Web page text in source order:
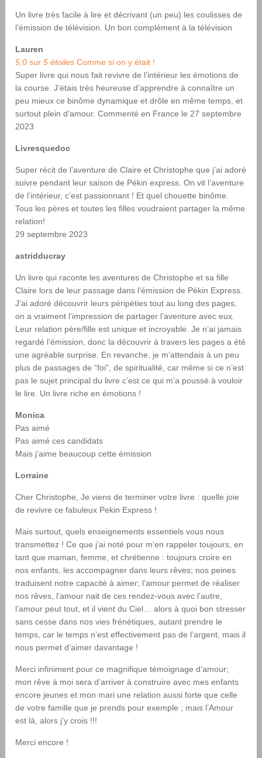
Un livre très facile à lire et décrivant (un peu) les coulisses de
l’émission de télévision. Un bon complément à la télévision
Lauren
5,0 sur 5 étoiles Comme si on y était !
Super livre qui nous fait revivre de l’intérieur les émotions de
la course. J’étais très heureuse d’apprendre à connaître un
peu mieux ce binôme dynamique et drôle en même temps, et
surtout plein d’amour.Commenté en France le 27 septembre
2023
Livresquedoc
Super récit de l’aventure de Claire et Christophe que j’ai adoré
suivre pendant leur saison de Pékin express. On vit l’aventure
de l’intérieur, c’est passionnant ! Et quel chouette binôme.
Tous les pères et toutes les filles voudraient partager la même
relation!
29 septembre 2023
astridducray
Un livre qui raconte les aventures de Christophe et sa fille
Claire lors de leur passage dans l’émission de Pékin Express.
J’ai adoré découvrir leurs péripéties tout au long des pages,
on a vraiment l’impression de partager l’aventure avec eux.
Leur relation père/fille est unique et incroyable. Je n’ai jamais
regardé l’émission, donc la découvrir à travers les pages a été
une agréable surprise. En revanche, je m’attendais à un peu
plus de passages de “foi”, de spiritualité, car même si ce n’est
pas le sujet principal du livre c’est ce qui m’a poussé à vouloir
le lire. Un livre riche en émotions !
Monica
Pas aimé
Pas aimé ces candidats
Mais j’aime beaucoup cette émission
Lorraine
Cher Christophe, Je viens de terminer votre livre : quelle joie
de revivre ce fabuleux Pekin Express !
Mais surtout, quels enseignements essentiels vous nous
transmettez ! Ce que j’ai noté pour m’en rappeler toujours, en
tant que maman, femme, et chrétienne : toujours croire en
nos enfants, les accompagner dans leurs rêves; nos peines
traduisent notre capacité à aimer; l’amour permet de réaliser
nos rêves, l’amour nait de ces rendez-vous avec l’autre,
l’amour peut tout, et il vient du Ciel… alors à quoi bon stresser
sans cesse dans nos vies frénétiques, autant prendre le
temps, car le temps n’est effectivement pas de l’argent, mais il
nous permet d’aimer davantage !
Merci infiniment pour ce magnifique témoignage d’amour;
mon rêve à moi sera d’arriver à construire avec mes enfants
encore jeunes et mon mari une relation aussi forte que celle
de votre famille que je prends pour exemple ; mais l’Amour
est là, alors j’y crois !!!
Merci encore !